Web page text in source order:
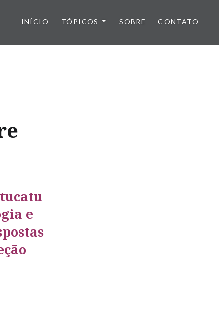
INÍCIO TÓPICOS SOBRE CONTATO
e